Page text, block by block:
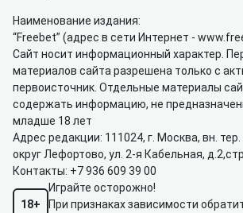
Наименование издания:
“Freebet” (адрес в сети Интернет -
Сайт носит информационный характер.
материалов сайта разрешена только с
первоисточник. Отдельные материалы
содержать информацию, не
младше 18 лет
Адрес редакции: 111024, г. Москва, вн.
округ Лефортово, ул. 2-я Кабельная,
Контакты: +7 936 609 39 00
18+
Играйте осторожно!
При признаках зависимости